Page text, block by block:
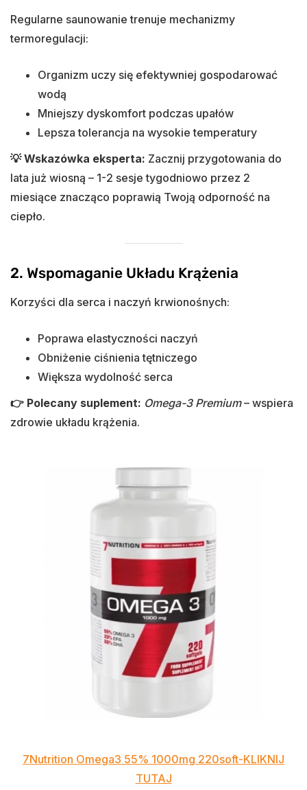
Regularne saunowanie trenuje mechanizmy
termoregulacji:
Organizm uczy się efektywniej gospodarować
wodą
Mniejszy dyskomfort podczas upałów
Lepsza tolerancja na wysokie temperatury
💡 Wskazówka eksperta: Zacznij przygotowania do
lata już wiosną – 1-2 sesje tygodniowo przez 2
miesiące znacząco poprawią Twoją odporność na
ciepło.
2. Wspomaganie Układu Krążenia
Korzyści dla serca i naczyń krwionośnych:
Poprawa elastyczności naczyń
Obniżenie ciśnienia tętniczego
Większa wydolność serca
👉 Polecany suplement: Omega-3 Premium– wspiera
zdrowie układu krążenia.
7Nutrition Omega3 55% 1000mg 220soft-KLIKNIJ
TUTAJ